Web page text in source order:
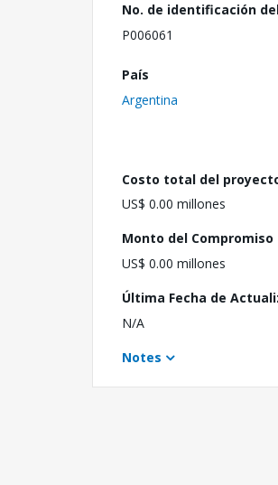
No. de identificación
P006061
País
Argentina
Costo total del
US$ 0.00 millones
Monto del Compromiso
US$ 0.00 millones
Última Fecha de
N/A
Notes